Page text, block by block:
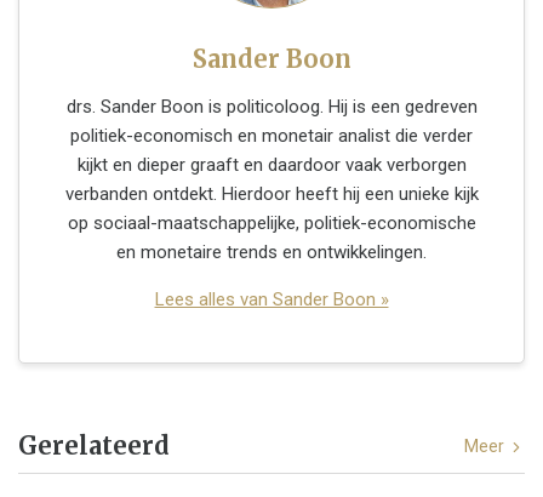
Sander Boon
drs. Sander Boon is politicoloog. Hij is een gedreven
politiek-economisch en monetair analist die verder
kijkt en dieper graaft en daardoor vaak verborgen
verbanden ontdekt. Hierdoor heeft hij een unieke kijk
op sociaal-maatschappelijke, politiek-economische
en monetaire trends en ontwikkelingen.
Lees alles van Sander Boon »
Gerelateerd Meer